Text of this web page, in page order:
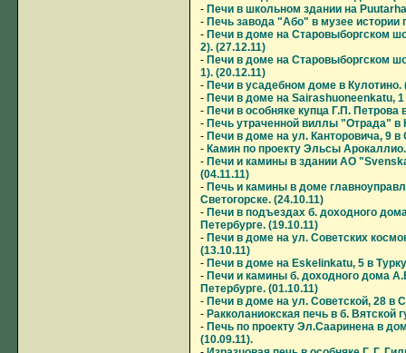
- Печи в школьном здании на
- Печь завода "Або" в музее истории
- Печи в доме на Старовыборгском
2). (27.12.11)
- Печи в доме на Старовыборгском
1). (20.12.11)
- Печи в усадебном доме в Кулотино.
- Печи в доме на Sairashuoneenkatu, 1
- Печи в особняке купца Г.П. Петрова
- Печь утраченной виллы "Отрада" в
- Печи в доме на ул. Канторовича, 9 в
- Камин по проекту Эльсы Арокаллио.
- Печи и камины в здании АО
(04.11.11)
- Печь и камины в доме
Светогорске. (24.10.11)
- Печи в подъездах б. доходного
Петербурге. (19.10.11)
- Печи в доме на ул. Советских
(13.10.11)
- Печи в доме на Eskelinkatu, 5 в
- Печи и камины б. доходного дома
Петербурге. (01.10.11)
- Печи в доме на ул. Советской, 28 в
- Ракколаниокская печь в б. Вятской
- Печь по проекту Эл.Сааринена в
(10.09.11).